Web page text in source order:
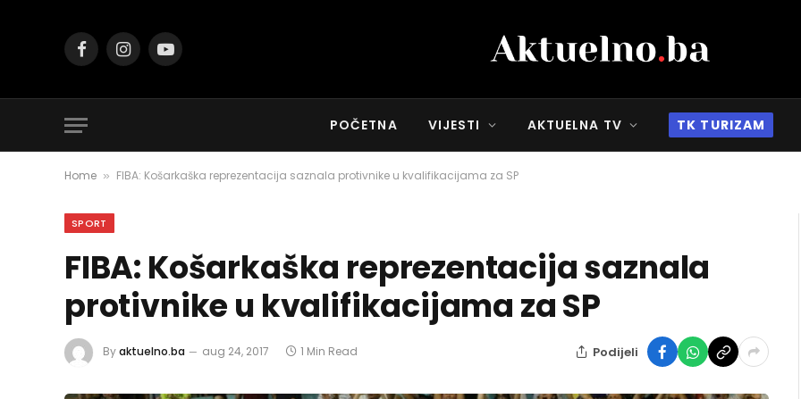
FacebookInstagramYouTube
POČETNA VIJESTI AKTUELNA TV TK TURIZAM
Home » FIBA: Košarkaška reprezentacija saznala protivnike u kvalifikacijama za SP
SPORT
FIBA: Košarkaška reprezentacija saznala
protivnike u kvalifikacijama za SP
Byaktuelno.ba aug 24, 2017 1 Min Read Podijeli